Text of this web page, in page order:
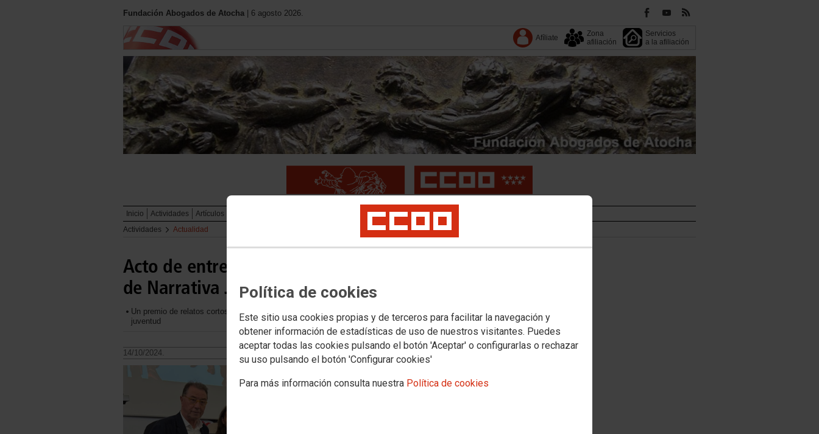
Política de cookies
Este sitio usa cookies propias y de terceros para facilitar la navegación y
obtener información de estadísticas de uso de nuestros visitantes. Puedes
aceptar todas las cookies pulsando el botón 'Aceptar' o configurarlas o rechazar
su uso pulsando el botón 'Configurar cookies'
Para más información consulta nuestra Política de cookies
Fundación Abogados de Atocha | 6 agosto 2026.
Afíliate
Zona
afiliación
Servicios
a la afiliación
Inicio Actividades Artículos Amigos de la Fundación
Multimedia
Actividades
Actualidad
Acto de entrega de los Premios Internacionales
de Narrativa Joven Abogados de Atocha 2024
Un premio de relatos cortos que promueve y estimula los valores de paz, libertad e igualdad entre la
juventud
14/10/2024.